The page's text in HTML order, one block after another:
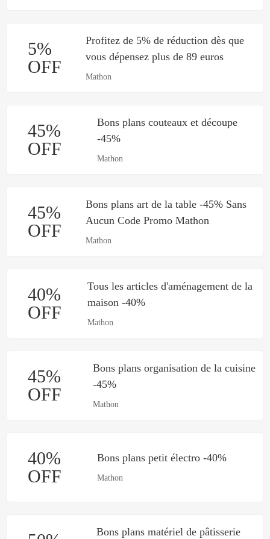
5%
OFF
Profitez de 5% de réduction dès que
vous dépensez plus de 89 euros
Mathon
45%
OFF
Bons plans couteaux et découpe
-45%
Mathon
45%
OFF
Bons plans art de la table -45% Sans
Aucun Code Promo Mathon
Mathon
40%
OFF
Tous les articles d'aménagement de la
maison -40%
Mathon
45%
OFF
Bons plans organisation de la cuisine
-45%
Mathon
40%
OFF
Bons plans petit électro -40%
Mathon
Bons plans matériel de pâtisserie